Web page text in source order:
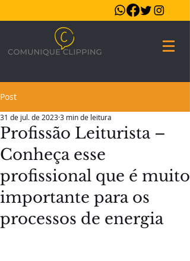
Post
Profissão Leiturista –
Conheça esse
profissional que é muito
importante para os
processos de energia
31 de jul. de 20233 min de leitura